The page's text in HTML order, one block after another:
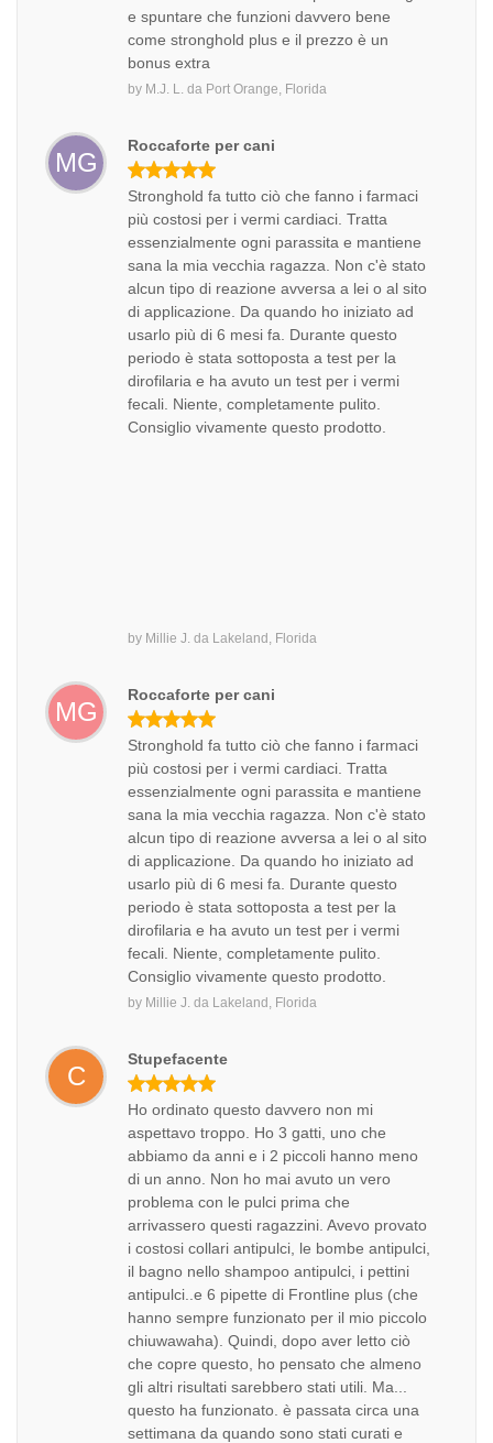
e spuntare che funzioni davvero bene
come stronghold plus e il prezzo è un
bonus extra
by M.J. L. da Port Orange, Florida
MG
Roccaforte per cani
Stronghold fa tutto ciò che fanno i farmaci
più costosi per i vermi cardiaci. Tratta
essenzialmente ogni parassita e mantiene
sana la mia vecchia ragazza. Non c'è stato
alcun tipo di reazione avversa a lei o al sito
di applicazione. Da quando ho iniziato ad
usarlo più di 6 mesi fa. Durante questo
periodo è stata sottoposta a test per la
dirofilaria e ha avuto un test per i vermi
fecali. Niente, completamente pulito.
Consiglio vivamente questo prodotto.
by Millie J. da Lakeland, Florida
MG
Roccaforte per cani
Stronghold fa tutto ciò che fanno i farmaci
più costosi per i vermi cardiaci. Tratta
essenzialmente ogni parassita e mantiene
sana la mia vecchia ragazza. Non c'è stato
alcun tipo di reazione avversa a lei o al sito
di applicazione. Da quando ho iniziato ad
usarlo più di 6 mesi fa. Durante questo
periodo è stata sottoposta a test per la
dirofilaria e ha avuto un test per i vermi
fecali. Niente, completamente pulito.
Consiglio vivamente questo prodotto.
by Millie J. da Lakeland, Florida
C
Stupefacente
Ho ordinato questo davvero non mi
aspettavo troppo. Ho 3 gatti, uno che
abbiamo da anni e i 2 piccoli hanno meno
di un anno. Non ho mai avuto un vero
problema con le pulci prima che
arrivassero questi ragazzini. Avevo provato
i costosi collari antipulci, le bombe antipulci,
il bagno nello shampoo antipulci, i pettini
antipulci..e 6 pipette di Frontline plus (che
hanno sempre funzionato per il mio piccolo
chiuwawaha). Quindi, dopo aver letto ciò
che copre questo, ho pensato che almeno
gli altri risultati sarebbero stati utili. Ma...
questo ha funzionato. è passata circa una
settimana da quando sono stati curati e